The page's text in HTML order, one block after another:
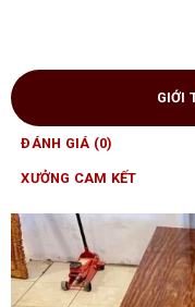
GIỚI
ĐÁNH GIÁ (0)
XƯỞNG CAM KẾT